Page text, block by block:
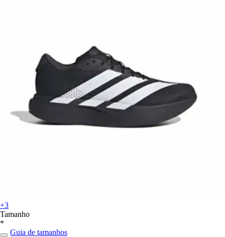
+3
Tamanho
*
Guia de tamanhos